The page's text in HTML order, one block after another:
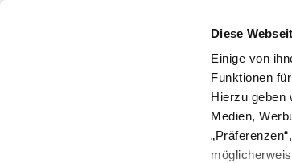
Diese
Einige von
Funktionen
Hierzu geben
Medien,
Ratgeber
KATZE